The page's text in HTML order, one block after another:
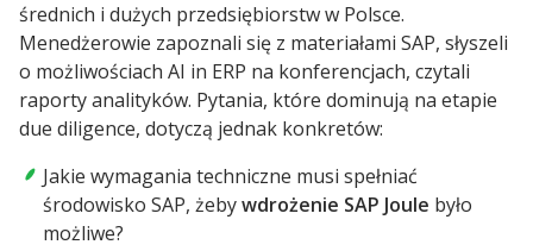
średnich i dużych przedsiębiorstw w Polsce.
Menedżerowie zapoznali się z materiałami SAP, słyszeli
o możliwościach AI in ERP na konferencjach, czytali
raporty analityków. Pytania, które dominują na etapie
due diligence, dotyczą jednak konkretów:
Jakie wymagania techniczne musi spełniać
środowisko SAP, żebywdrożenie SAP Joule było
możliwe?